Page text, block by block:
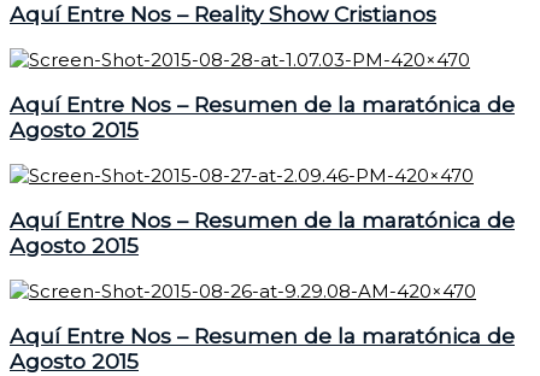
Aquí Entre Nos – Reality Show Cristianos
Aquí Entre Nos – Resumen de la maratónica de
Agosto 2015
Aquí Entre Nos – Resumen de la maratónica de
Agosto 2015
Aquí Entre Nos – Resumen de la maratónica de
Agosto 2015